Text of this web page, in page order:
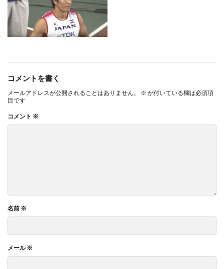
コメントを書く
メールアドレスが公開されることはありません。 ※ が付いている欄は必須項
目です
コメント ※
名前 ※
メール※